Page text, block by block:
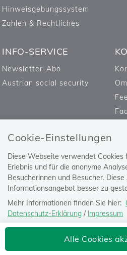
Cookie-Einstellungen
Diese Webseite verwendet
Erlebnis und für die anonyme
Besucherinnen und Besucher.
Informationsangebot besser zu
Mehr Informationen finden Sie hier:
Datenschutz-Erklärung / Impressum
Die Einstellung können Sie jederzeit
" ändern.Alle Cookies
Bediensteter,
Hinweisgebungssystem
Zahlen & Rechtliches
INFO-SERVICE
Newsletter-Abo
Austrian social security